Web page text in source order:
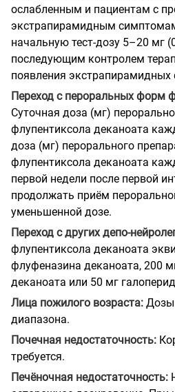
ослабленным и пациентам с
экстрапирамидным
начальную тест-дозу 5–20 мг
последующим контролем
появления
Переход с пероральных форм
Суточная доза (мг)
флупентиксола деканоата
доза (мг) перорального
флупентиксола деканоата
первой недели после первой
продолжать приём
уменьшенной дозе.
Переход с других депо-
флупентиксола деканоата
флуфеназина деканоата, 200
деканоата или 50 мг
Лица пожилого возраста: Дозы
диапазона.
Почечная недостаточность:
требуется.
Печёночная недостаточность: